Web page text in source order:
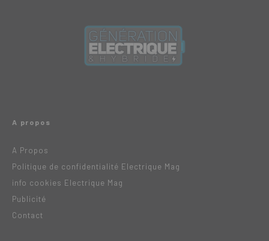
A propos
A Propos
Politique de confidentialité Electrique Mag
info cookies Electrique Mag
Publicité
Contact